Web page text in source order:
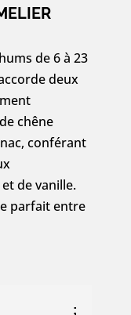
de 6 à 23
deux
chêne
conférant
de vanille.
parfait entre